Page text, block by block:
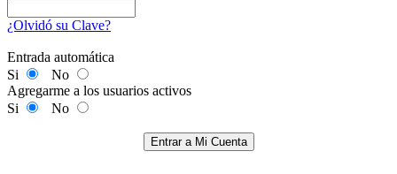
¿Olvidó su Clave?
Entrada automática
Si
No
Agregarme a los usuarios activos
Si
No
Entrar a Mi Cuenta